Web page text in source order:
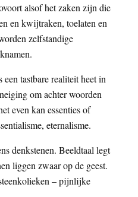
alsof het zaken zijn die
en kwijtraken, toelaten en
zelfstandige
tastbare realiteit heet in
om achter woorden
even kan essenties of
eternalisme.
denkstenen. Beeldtaal legt
liggen zwaar op de geest.
– pijnlijke